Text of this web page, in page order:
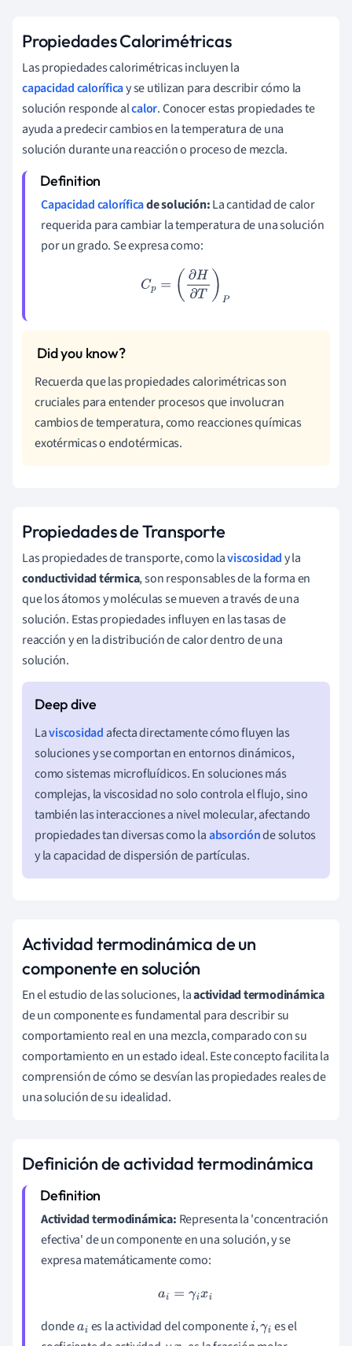
Propiedades Calorimétricas
Las propiedades calorimétricas incluyen la
capacidad caloríficay se utilizan para describir cómo la
solución responde alcalor. Conocer estas propiedades te
ayuda a predecir cambios en la temperatura de una
solución durante una reacción o proceso de mezcla.
Capacidad caloríficade solución:La cantidad de calor
requerida para cambiar la temperatura de una solución
por un grado. Se expresa como:
Cp= (∂ H∂T) P
Recuerda que las propiedades calorimétricas son
cruciales para entender procesos que involucran
cambios de temperatura, como reacciones químicas
exotérmicas o endotérmicas.
Propiedades de Transporte
Las propiedades de transporte, como laviscosidady la
conductividad térmica, son responsables de la forma en
que los átomos y moléculas se mueven a través de una
solución. Estas propiedades influyen en las tasas de
reacción y en la distribución de calor dentro de una
solución.
Laviscosidad afecta directamente cómo fluyen las
soluciones y se comportan en entornos dinámicos,
como sistemas microfluídicos. En soluciones más
complejas, la viscosidad no solo controla el flujo, sino
también las interacciones a nivel molecular, afectando
propiedades tan diversas como laabsorciónde solutos
y la capacidad de dispersión de partículas.
Actividad termodinámica de un
componente en solución
En el estudio de las soluciones, laactividad termodinámica
de un componente es fundamental para describir su
comportamiento real en una mezcla, comparado con su
comportamiento en un estado ideal. Este concepto facilita la
comprensión de cómo se desvían las propiedades reales de
una solución de su idealidad.
Definición de actividad termodinámica
Actividad termodinámica: Representa la 'concentración
efectiva' de un componente en una solución, y se
expresa matemáticamente como:
ai= γixi
dondeai es la actividad del componentei,γi es el